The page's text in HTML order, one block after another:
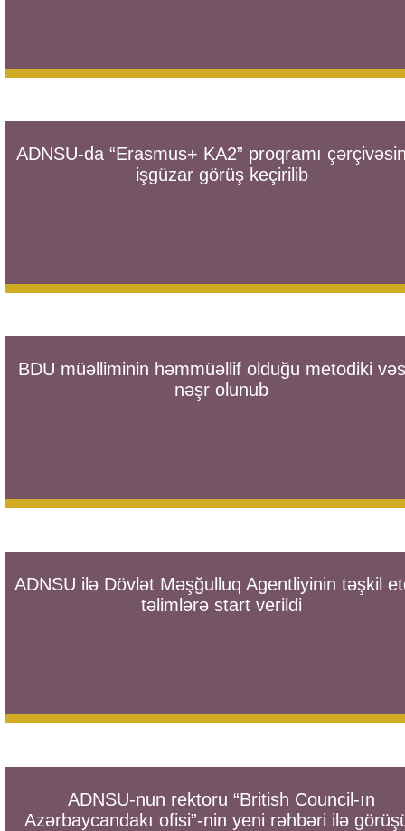
ADNSU-da “Erasmus+ KA2” proqramı
işgüzar görüş keçirilib
BDU müəlliminin həmmüəllif olduğu metodiki
nəşr olunub
ADNSU ilə Dövlət Məşğulluq Agentliyinin təşkil
təlimlərə start verildi
ADNSU-nun rektoru “British Council-ın
Azərbaycandakı ofisi”-nin yeni rəhbəri ilə